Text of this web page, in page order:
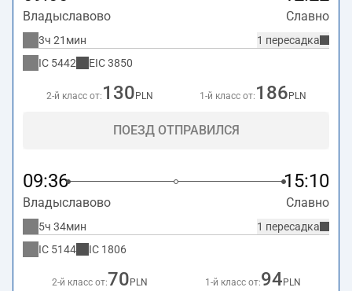
Владыславово Славно
1 пересадка
3ч 21мин
IC 5442 EIC3850
2-й класс от: 130 PLN 1-й класс от: 186 PLN
ПОЕЗД ОТПРАВИЛСЯ
09:36 15:10
Владыславово Славно
1 пересадка
5ч 34мин
IC 5144 IC 1806
2-й класс от:70 PLN 1-й класс от:94 PLN